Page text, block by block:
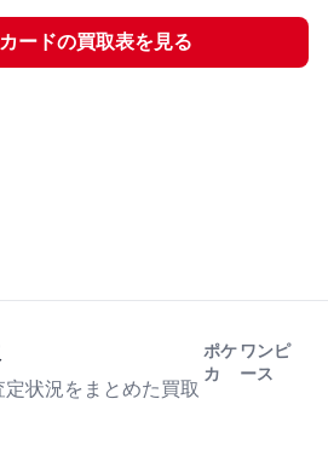
ードの買取表を見る
状況をまとめた買取
ポケ
カ
ワンピ
ース